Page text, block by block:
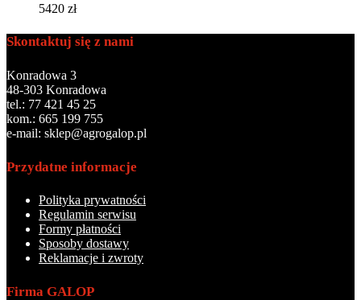
5420 zł
Skontaktuj się z nami
Konradowa 3
48-303 Konradowa
tel.: 77 421 45 25
kom.: 665 199 755
e-mail: sklep@agrogalop.pl
Przydatne informacje
Polityka prywatności
Regulamin serwisu
Formy płatności
Sposoby dostawy
Reklamacje i zwroty
Firma GALOP